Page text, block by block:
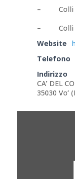
– Colli
– Colli
Website
Telefono
Indirizzo
CA’ DEL
35030 Vo’